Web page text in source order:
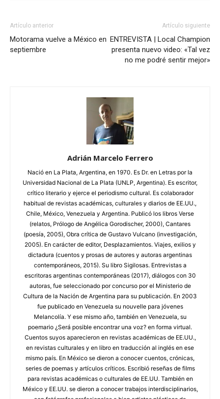
Artículo anterior
Motorama vuelve a México en
septiembre
Artículo siguiente
ENTREVISTA | Local Champion
presenta nuevo video: «Tal vez
no me podré sentir mejor»
Adrián Marcelo Ferrero
Nació en La Plata, Argentina, en 1970. Es Dr. en Letras por la
Universidad Nacional de La Plata (UNLP, Argentina). Es escritor,
crítico literario y ejerce el periodismo cultural. Es colaborador
habitual de revistas académicas, culturales y diarios de EE.UU.,
Chile, México, Venezuela y Argentina. Publicó los libros Verse
(relatos, Prólogo de Angélica Gorodischer, 2000), Cantares
(poesía, 2005), Obra crítica de Gustavo Vulcano (investigación,
2005). En carácter de editor, Desplazamientos. Viajes, exilios y
dictadura (cuentos y prosas de autores y autoras argentinas
contemporáneos, 2015). Su libro Sigilosas. Entrevistas a
escritoras argentinas contemporáneas (2017), diálogos con 30
autoras, fue seleccionado por concurso por el Ministerio de
Cultura de la Nación de Argentina para su publicación. En 2003
fue publicado en Venezuela su nouvelle para jóvenes
Melancolía. Y ese mismo año, también en Venezuela, su
poemario ¿Será posible encontrar una voz? en forma virtual.
Cuentos suyos aparecieron en revistas académicas de EE.UU.,
en revistas culturales y en libro en traducción al inglés en ese
mismo país. En México se dieron a conocer cuentos, crónicas,
series de poemas y artículos críticos. Escribió reseñas de films
para revistas académicas o culturales de EE.UU. También en
México y EE.UU. se dieron a conocer trabajos interdisciplinarios,